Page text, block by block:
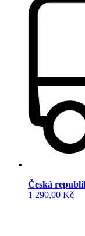
Česká
1 290,00 Kč